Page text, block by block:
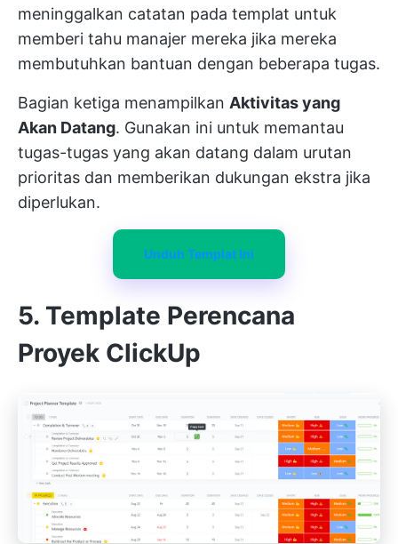
meninggalkan catatan pada templat untuk
memberi tahu manajer mereka jika mereka
membutuhkan bantuan dengan beberapa tugas.
Bagian ketiga menampilkan Aktivitas yang
Akan Datang. Gunakan ini untuk memantau
tugas-tugas yang akan datang dalam urutan
prioritas dan memberikan dukungan ekstra jika
diperlukan.
Unduh Templat Ini
5. Template Perencana
Proyek ClickUp